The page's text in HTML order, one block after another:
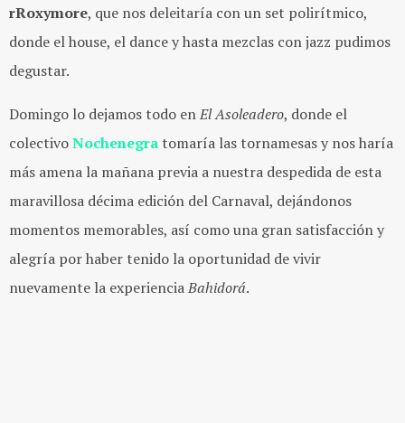
rRoxymore, que nos deleitaría con un set polirítmico,
donde el house, el dance y hasta mezclas con jazz pudimos
degustar.
Domingo lo dejamos todo enEl Asoleadero, donde el
colectivoNochenegra tomaría las tornamesas y nos haría
más amena la mañana previa a nuestra despedida de esta
maravillosa décima edición del Carnaval, dejándonos
momentos memorables, así como una gran satisfacción y
alegría por haber tenido la oportunidad de vivir
nuevamente la experienciaBahidorá.